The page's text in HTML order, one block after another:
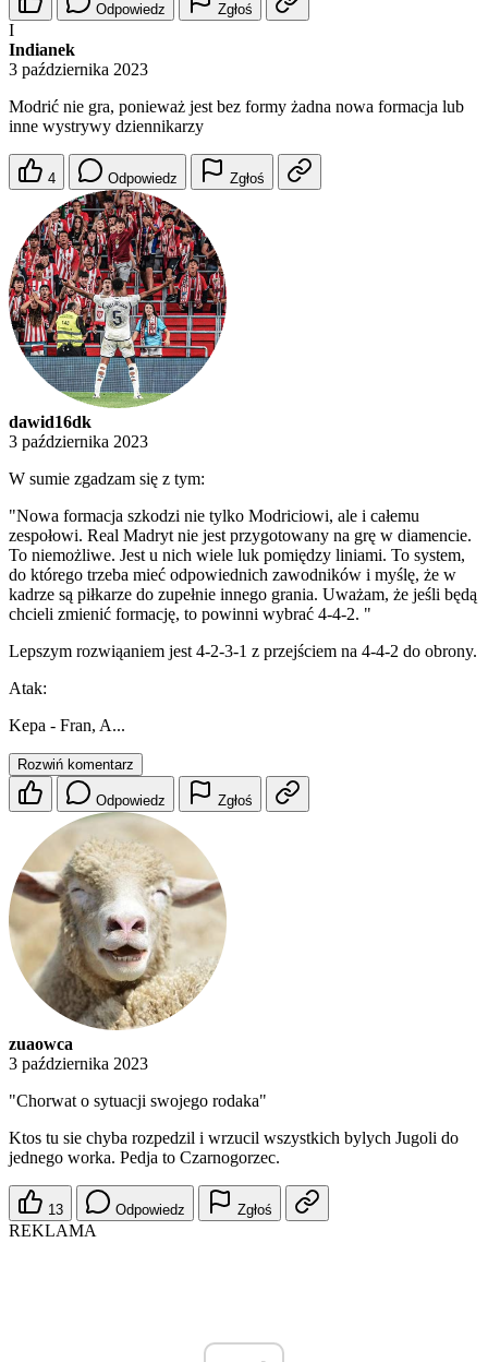
Odpowiedz Zgłoś
I
Indianek
3 października 2023
Modrić nie gra, ponieważ jest bez formy żadna nowa formacja lub
inne wystrywy dziennikarzy
4 Odpowiedz Zgłoś
dawid16dk
3 października 2023
W sumie zgadzam się z tym:
"Nowa formacja szkodzi nie tylko Modriciowi, ale i całemu
zespołowi. Real Madryt nie jest przygotowany na grę w diamencie.
To niemożliwe. Jest u nich wiele luk pomiędzy liniami. To system,
do którego trzeba mieć odpowiednich zawodników i myślę, że w
kadrze są piłkarze do zupełnie innego grania. Uważam, że jeśli będą
chcieli zmienić formację, to powinni wybrać 4-4-2. "
Lepszym rozwiąaniem jest 4-2-3-1 z przejściem na 4-4-2 do obrony.
Atak:
Kepa - Fran, A...
Rozwiń komentarz
Odpowiedz Zgłoś
zuaowca
3 października 2023
"Chorwat o sytuacji swojego rodaka"
Ktos tu sie chyba rozpedzil i wrzucil wszystkich bylych Jugoli do
jednego worka. Pedja to Czarnogorzec.
13 Odpowiedz Zgłoś
REKLAMA